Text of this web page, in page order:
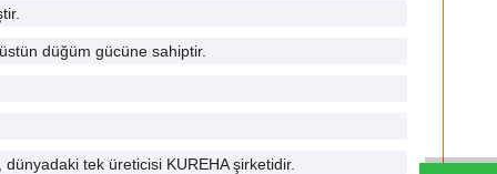
düğüm gücüne sahiptir.
tek üreticisi KUREHA şirketidir.